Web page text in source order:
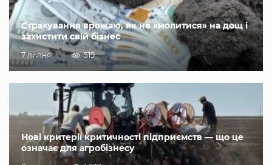
Страхування врожаю, як не «молитися» на дощ і
захистити свій бізнес
7 липня 519
Нові критерії критичності підприємств — що це
означає для агробізнесу